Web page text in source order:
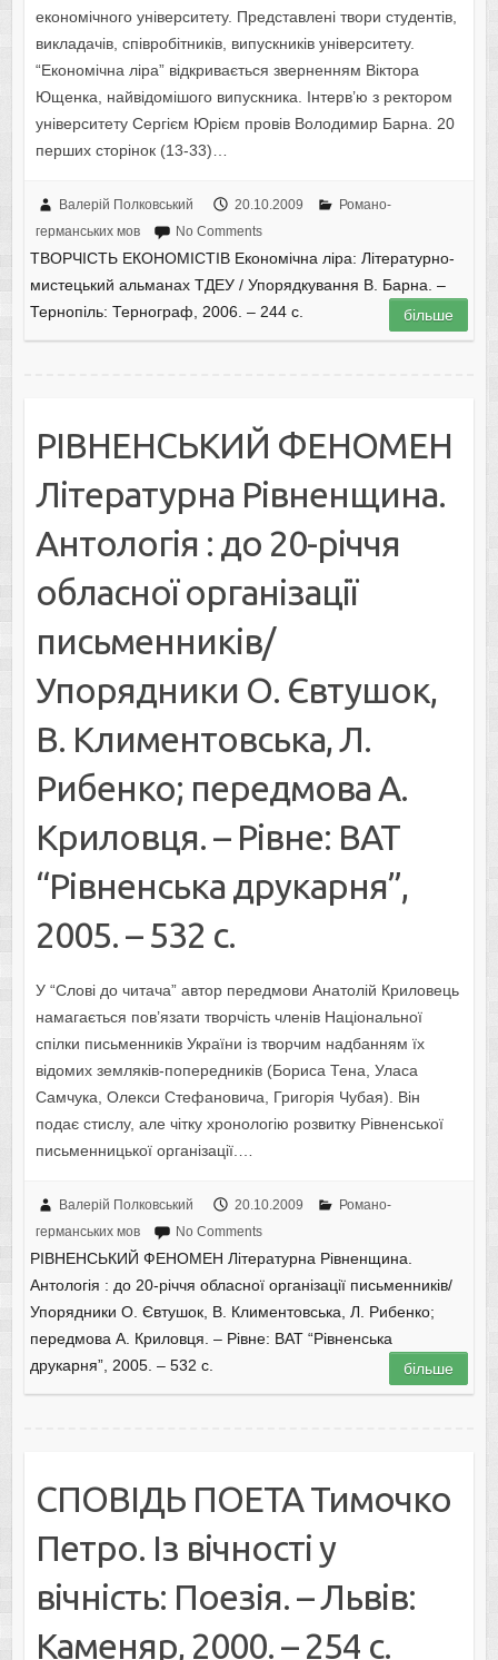
економічного університету. Представлені твори студентів,
викладачів, співробітників, випускників університету.
“Економічна ліра” відкривається зверненням Віктора
Ющенка, найвідомішого випускника. Інтерв’ю з ректором
університету Сергієм Юрієм провів Володимир Барна. 20
перших сторінок (13-33)…
Валерій Полковський 20.10.2009
Романо-
германських мов
No Comments
ТВОРЧІСТЬ ЕКОНОМІСТІВ Економічна ліра: Літературно-
мистецький альманах ТДЕУ / Упорядкування В. Барна. –
Тернопіль: Тернограф, 2006. – 244 с.
більше
РІВНЕНСЬКИЙ ФЕНОМЕН
Літературна Рівненщина.
Антологія : до 20-річчя
обласної організації
письменників/
Упорядники О. Євтушок,
В. Климентовська, Л.
Рибенко; передмова А.
Криловця. – Рівне: ВАТ
“Рівненська друкарня”,
2005. – 532 с.
У “Слові до читача” автор передмови Анатолій Криловець
намагається пов’язати творчість членів Національної
спілки письменників України із творчим надбанням їх
відомих земляків-попередників (Бориса Тена, Уласа
Самчука, Олекси Стефановича, Григорія Чубая). Він
подає стислу, але чітку хронологію розвитку Рівненської
письменницької організації.…
Валерій Полковський 20.10.2009
Романо-
германських мов
No Comments
РІВНЕНСЬКИЙ ФЕНОМЕН Літературна Рівненщина.
Антологія : до 20-річчя обласної організації письменників/
Упорядники О. Євтушок, В. Климентовська, Л. Рибенко;
передмова А. Криловця. – Рівне: ВАТ “Рівненська
друкарня”, 2005. – 532 с.
більше
СПОВІДЬ ПОЕТА Тимочко
Петро. Із вічності у
вічність: Поезія. – Львів:
Kаменяр, 2000. – 254 с.